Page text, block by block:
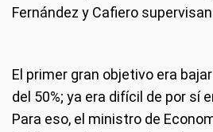
Fernández y Cafiero
El primer gran objetivo era
del 50%; ya era difícil de por sí
Para eso, el ministro de